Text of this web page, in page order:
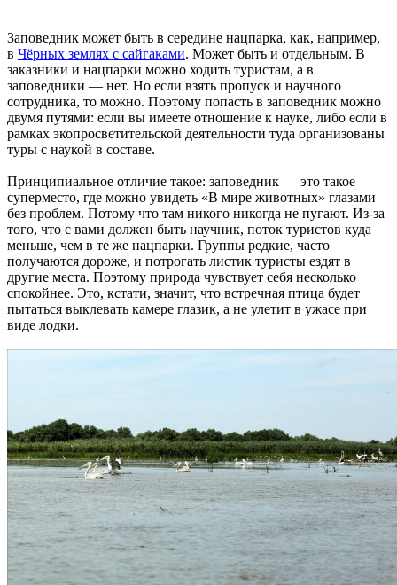
Заповедник может быть в середине нацпарка, как, например,
в Чёрных землях с сайгаками. Может быть и отдельным. В
заказники и нацпарки можно ходить туристам, а в
заповедники — нет. Но если взять пропуск и научного
сотрудника, то можно. Поэтому попасть в заповедник можно
двумя путями: если вы имеете отношение к науке, либо если в
рамках экопросветительской деятельности туда организованы
туры с наукой в составе.
Принципиальное отличие такое: заповедник — это такое
суперместо, где можно увидеть «В мире животных» глазами
без проблем. Потому что там никого никогда не пугают. Из-за
того, что с вами должен быть научник, поток туристов куда
меньше, чем в те же нацпарки. Группы редкие, часто
получаются дороже, и потрогать листик туристы ездят в
другие места. Поэтому природа чувствует себя несколько
спокойнее. Это, кстати, значит, что встречная птица будет
пытаться выклевать камере глазик, а не улетит в ужасе при
виде лодки.